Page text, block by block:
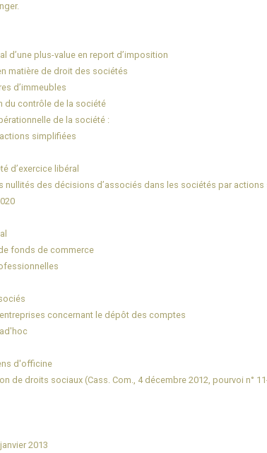
d’une plus-value en report d’imposition
matière de droit des sociétés
d’immeubles
du contrôle de la société
de la société :
simplifiées
d’exercice libéral
nullités des décisions d’associés dans les sociétés par
fonds de commerce
concernant le dépôt des comptes
d'officine
de droits sociaux (Cass. Com., 4 décembre 2012, pourvoi n°
2013